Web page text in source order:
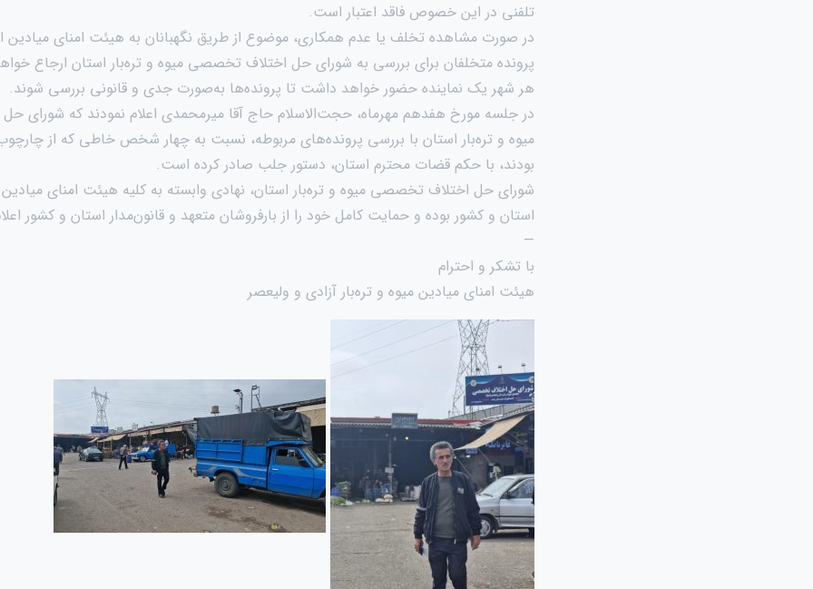
تلفنی در این خصوص فاقد اعتبار است.
در صورت مشاهده تخلف یا عدم همکاری، موضوع از طریق نگهبانان به هیئت امنای
پرونده متخلفان برای بررسی به شورای حل اختلاف تخصصی میوه و تره‌بار استان ارجاع
هر شهر یک نماینده حضور خواهد داشت تا پرونده‌ها به‌صورت جدی و قانونی بررسی شوند.
در جلسه مورخ هفدهم مهرماه، حجت‌الاسلام حاج آقا میرمحمدی اعلام نمودند که شورای
میوه و تره‌بار استان با بررسی پرونده‌های مربوطه، نسبت به چهار شخص خاطی که از
بودند، با حکم قضات محترم استان، دستور جلب صادر کرده است.
شورای حل اختلاف تخصصی میوه و تره‌بار استان، نهادی وابسته به کلیه هیئت امنای
استان و کشور بوده و حمایت کامل خود را از بارفروشان متعهد و قانون‌مدار استان و کشور
—
با تشکر و احترام
هیئت امنای میادین میوه و تره‌بار آزادی و ولیعصر